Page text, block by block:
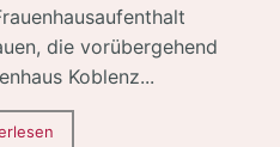
die vorübergehend
Koblenz...